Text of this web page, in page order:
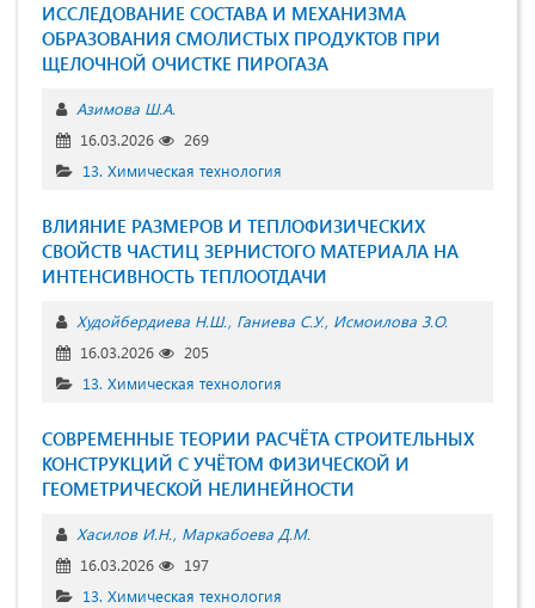
ИССЛЕДОВАНИЕ СОСТАВА И МЕХАНИЗМА
ОБРАЗОВАНИЯ СМОЛИСТЫХ ПРОДУКТОВ ПРИ
ЩЕЛОЧНОЙ ОЧИСТКЕ ПИРОГАЗА
Азимова Ш.А.
16.03.2026
269
13. Химическая технология
ВЛИЯНИЕ РАЗМЕРОВ И ТЕПЛОФИЗИЧЕСКИХ
СВОЙСТВ ЧАСТИЦ ЗЕРНИСТОГО МАТЕРИАЛА НА
ИНТЕНСИВНОСТЬ ТЕПЛООТДАЧИ
Худойбердиева Н.Ш. Ганиева С.У. Исмоилова З.О.
16.03.2026
205
13. Химическая технология
СОВРЕМЕННЫЕ ТЕОРИИ РАСЧЁТА СТРОИТЕЛЬНЫХ
КОНСТРУКЦИЙ С УЧЁТОМ ФИЗИЧЕСКОЙ И
ГЕОМЕТРИЧЕСКОЙ НЕЛИНЕЙНОСТИ
Хасилов И.Н. Маркабоева Д.М.
16.03.2026
197
13. Химическая технология